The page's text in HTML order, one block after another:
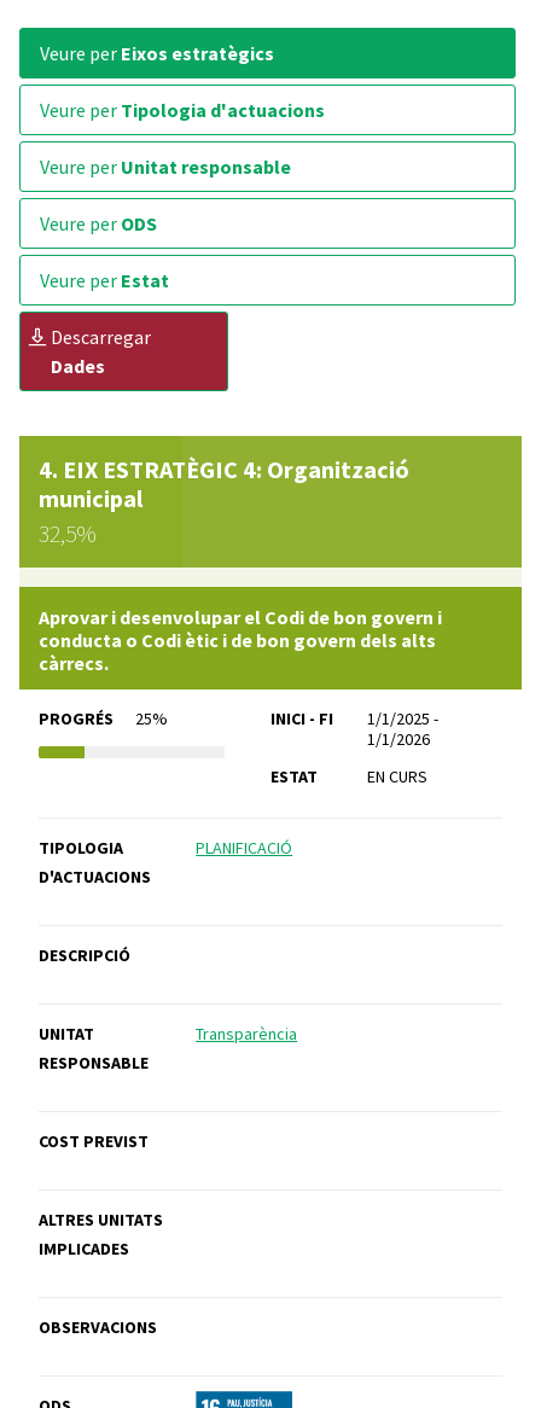
veure per Eixos estratègics
veure per Tipologia d'actuacions
veure per Unitat responsable
veure per ODS
veure per Estat
descarregar
Dades
EIX ESTRATÈGIC 4: Organització
municipal
32,5%
Aprovar i desenvolupar el Codi de bon govern i
conducta o Codi ètic i de bon govern dels alts
càrrecs.
PROGRÉS 25% INICI - FI
1/1/2025 -
1/1/2026
ESTAT
EN CURS
TIPOLOGIA
D'ACTUACIONS
PLANIFICACIÓ
DESCRIPCIÓ
UNITAT
RESPONSABLE
Transparència
COST PREVIST
ALTRES UNITATS
IMPLICADES
OBSERVACIONS